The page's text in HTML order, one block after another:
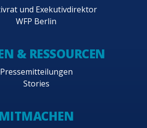
und Exekutivdirektor
WFP Berlin
& RESSOURCEN
Pressemitteilungen
Stories
MITMACHEN